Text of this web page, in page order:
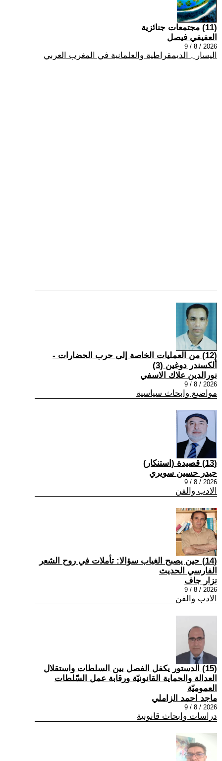
(11) مجتمعات جنائزية
العفيفي فيصل
2026 / 8 / 9
اليسار , الديمقراطية والعلمانية في المغرب العربي
(12) من العمليات الخاصة إلى حرب الحضارات -
ألكسندر دوغين (3)
نورالدين علاك الاسفي
2026 / 8 / 9
مواضيع وابحاث سياسية
(13) قصيدة (استنكار)
حيدر حسين سويري
2026 / 8 / 9
الادب والفن
(14) حين يصبح الغياب سؤالا: تأملات في روح الشعر
الفارسي الحديث
نزار جاف
2026 / 8 / 9
الادب والفن
(15) الدستور يكفل الفصل بين السلطات واستقلال
العدالة والحماية القانونيّة ورقابة عمل السّلطات
العموميّة
ماجد احمد الزاملي
2026 / 8 / 9
دراسات وابحاث قانونية